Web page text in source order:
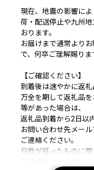
現在、地震の影響に
荷・配送停止や九州
おります。
お届けまで通常より
で、何卒ご理解賜りま
【ご確認ください】
到着後は速やかに返礼
万全を期して返礼品
等があった場合は、
返礼品到着から2日以
お問い合わせ先メー
ご連絡ください。
日数が経ったものに